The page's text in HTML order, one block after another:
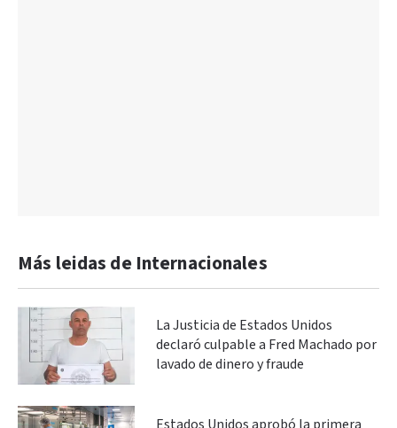
Más leidas de Internacionales
La Justicia de Estados Unidos
declaró culpable a Fred Machado por
lavado de dinero y fraude